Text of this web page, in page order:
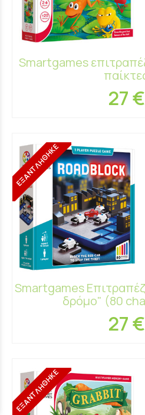
Smartgames
27 €
ΕΞΑΝΤΛΗΘΗΚΕ
Smartgames
δρόμο" (80
27 €
ΕΞΑΝΤΛΗΘΗΚΕ